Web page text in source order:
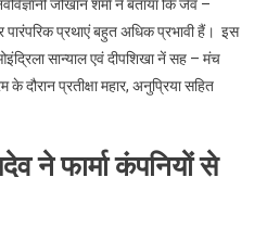
जोखान शर्मा ने बताया कि जैव –
पारंपरिक प्रथाएं बहुत अधिक प्रभावी हैं। इस
सान्याल एवं दीपशिखा नें सह – मंच
दौरान प्रतीक्षा महार, अनुप्रिया सहित
ने फार्मा कंपनियों से